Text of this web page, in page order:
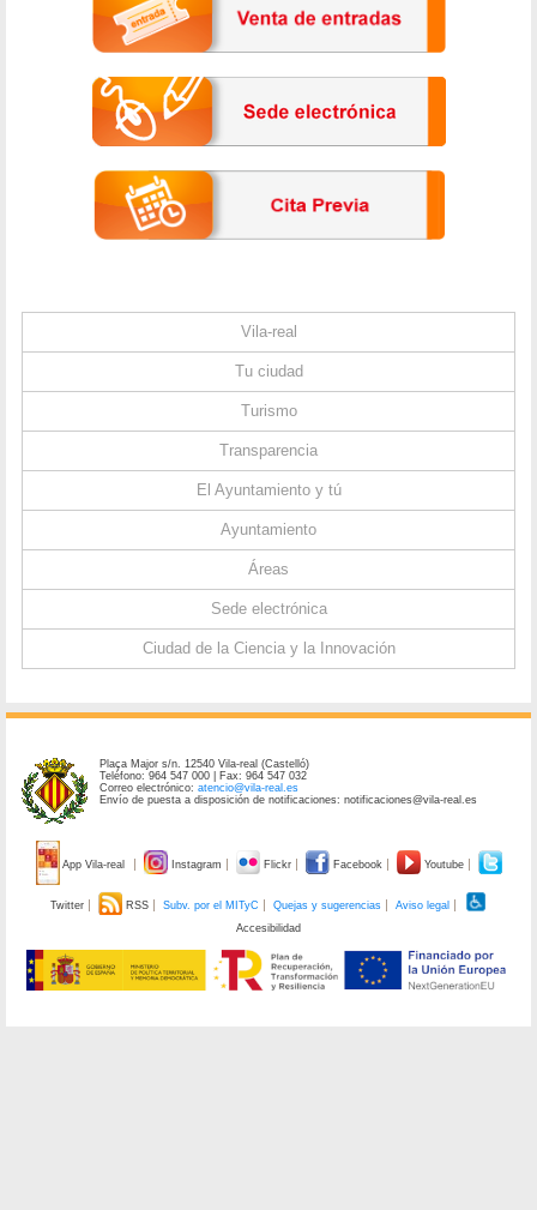
Vila-real
Tu ciudad
Turismo
Transparencia
El Ayuntamiento y tú
Ayuntamiento
Áreas
Sede electrónica
Ciudad de la Ciencia y la Innovación
Plaça Major s/n. 12540 Vila-real (Castelló)
Teléfono: 964 547 000 | Fax: 964 547 032
Correo electrónico:atencio@vila-real.es
Envío de puesta a disposición de notificaciones: notificaciones@vila-real.es
App Vila-real Instagram Flickr Facebook Youtube
Twitter RSS Subv. por el MITyC Quejas y sugerencias
Aviso legal
Accesibilidad